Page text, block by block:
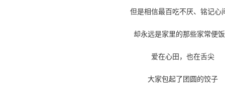
但是相信最百吃不厌、铭记心
却永远是家里的那些家常便饭
爱在心田，也在舌尖
大家包起了团圆的饺子